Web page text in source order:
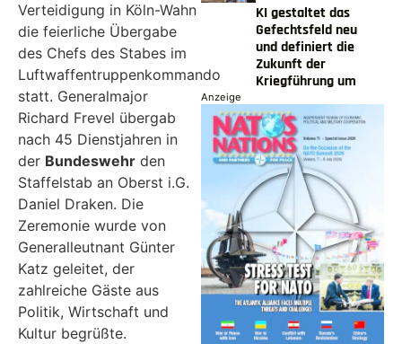
Verteidigung in Köln-Wahn
die feierliche Übergabe
des Chefs des Stabes im
Luftwaffentruppenkommando
statt. Generalmajor
Richard Frevel übergab
nach 45 Dienstjahren in
der Bundeswehr den
Staffelstab an Oberst i.G.
Daniel Draken. Die
Zeremonie wurde von
Generalleutnant Günter
Katz geleitet, der
zahlreiche Gäste aus
Politik, Wirtschaft und
Kultur begrüßte.
KI gestaltet das
Gefechtsfeld neu
und definiert die
Zukunft der
Kriegführung um
Anzeige